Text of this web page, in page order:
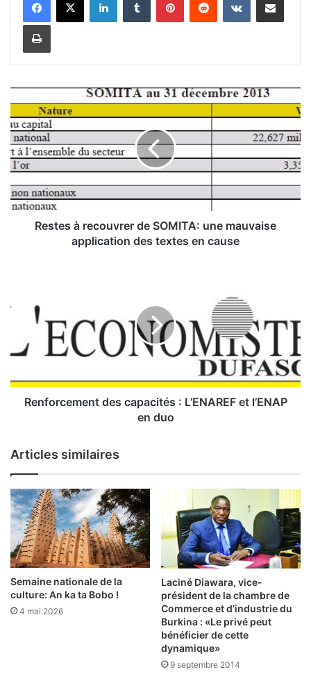
e
s
t
e
s
r
e
r
S
M
u
n
e
m
a
u
a
s
a
Restes à recouvrer de SOMITA: une mauvaise
application des textes en cause
c
m
e
s
c
a
p
c
i
t
é
s
Renforcement des capacités : L’ENAREF et l’ENAP
en duo
Articles similaires
Semaine nationale de la
culture: An ka ta Bobo !
4 mai 2026
Laciné Diawara, vice-
président de la chambre de
Commerce et d’industrie du
Burkina : «Le privé peut
bénéficier de cette
dynamique»
9 septembre 2014